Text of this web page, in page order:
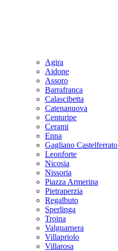
Agira
Aidone
Assoro
Barrafranca
Calascibetta
Catenanuova
Centuripe
Cerami
Enna
Gagliano Castelferrato
Leonforte
Nicosia
Nissoria
Piazza Armerina
Pietraperzia
Regalbuto
Sperlinga
Troina
Valguarnera
Villapriolo
Villarosa